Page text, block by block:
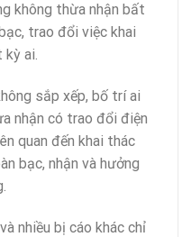
không thừa nhận bất
trao đổi việc khai
kỳ ai.
sắp xếp, bố trí ai
nhận có trao đổi điện
quan đến khai thác
bạc, nhận và hưởng
nhiều bị cáo khác chỉ